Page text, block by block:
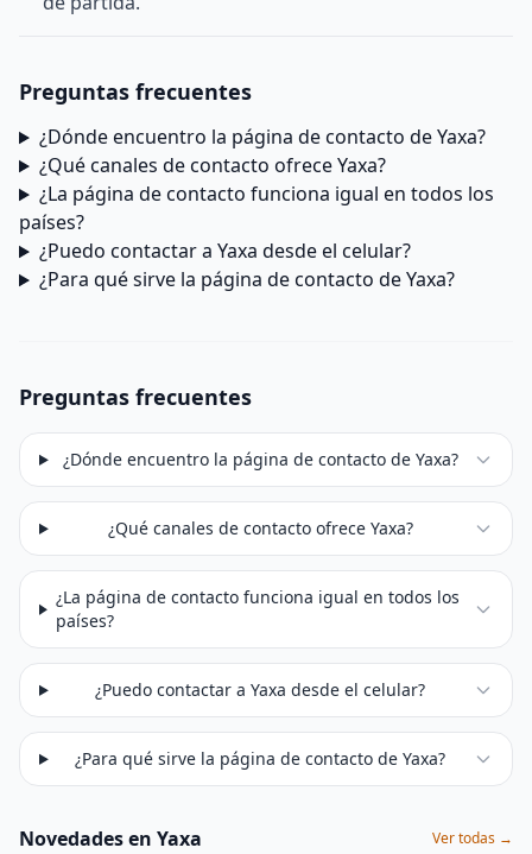
Preguntas frecuentes
¿Dónde encuentro la página de contacto de Yaxa?
¿Qué canales de contacto ofrece Yaxa?
¿La página de contacto funciona igual en todos los
países?
¿Puedo contactar a Yaxa desde el celular?
¿Para qué sirve la página de contacto de Yaxa?
Preguntas frecuentes
¿Dónde encuentro la página de contacto de Yaxa?
¿Qué canales de contacto ofrece Yaxa?
¿La página de contacto funciona igual en todos los
países?
¿Puedo contactar a Yaxa desde el celular?
¿Para qué sirve la página de contacto de Yaxa?
Novedades en Yaxa Ver todas →